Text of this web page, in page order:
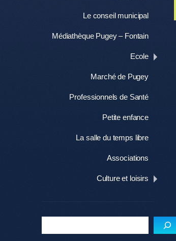
Le conseil municipal
Médiathèque Pugey – Fontain
Ecole
Marché de Pugey
Professionnels de Santé
Petite enfance
La salle du temps libre
Associations
Culture et loisirs